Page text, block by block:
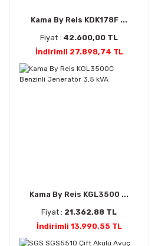
Kama By Reis KDK178F ...
Fiyat : 42.600,00 TL
İndirimli 27.898,74 TL
Kama By Reis KGL3500 ...
Fiyat : 21.362,88 TL
İndirimli 13.990,55 TL